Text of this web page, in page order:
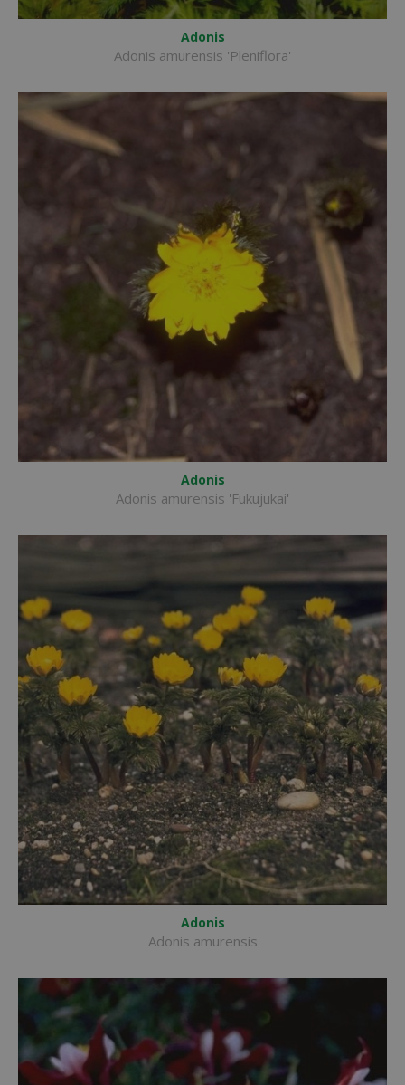
Adonis
Adonis amurensis 'Pleniflora'
Adonis
Adonis amurensis 'Fukujukai'
Adonis
Adonis amurensis